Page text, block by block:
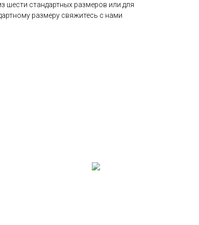
шести стандартных размеров или для
размеру свяжитесь с нами